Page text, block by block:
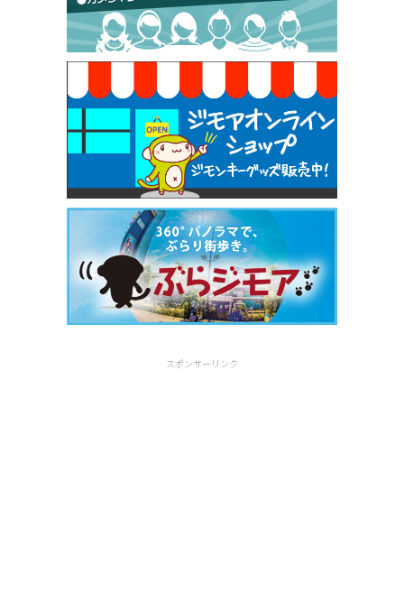
焼き餃子 一皿サービス（餃子酒場たっちゃん 西
早稲田店）
[有効期限]2026年9月30日
スポンサーリンク